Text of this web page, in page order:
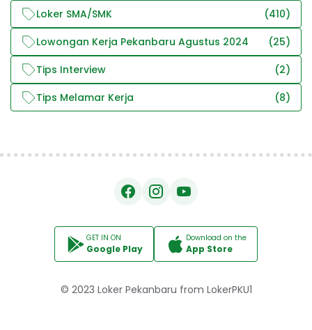
Loker SMA/SMK
(410)
Lowongan Kerja Pekanbaru Agustus 2024
(25)
Tips Interview
(2)
Tips Melamar Kerja
(8)
GET IN ON
Google Play
Download on the
App Store
© 2023 Loker Pekanbaru from LokerPKU1